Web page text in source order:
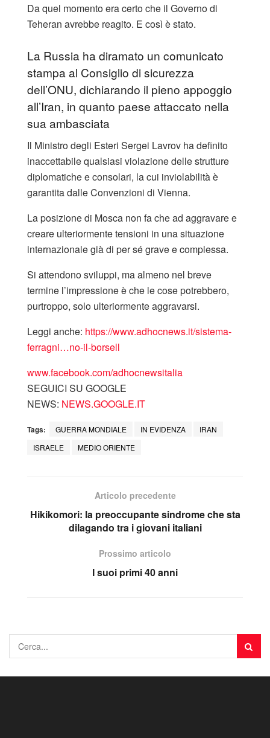
Da quel momento era certo che il Governo di
Teheran avrebbe reagito. E così è stato.
La Russia ha diramato un comunicato
stampa al Consiglio di sicurezza
dell’ONU, dichiarando il pieno appoggio
all’Iran, in quanto paese attaccato nella
sua ambasciata
Il Ministro degli Esteri Sergei Lavrov ha definito
inaccettabile qualsiasi violazione delle strutture
diplomatiche e consolari, la cui inviolabilità è
garantita dalle Convenzioni di Vienna.
La posizione di Mosca non fa che ad aggravare e
creare ulteriormente tensioni in una situazione
internazionale già di per sé grave e complessa.
Si attendono sviluppi, ma almeno nel breve
termine l’impressione è che le cose potrebbero,
purtroppo, solo ulteriormente aggravarsi.
Leggi anche: https://www.adhocnews.it/sistema-
ferragni…no-il-borsell
www.facebook.com/adhocnewsitalia
SEGUICI SU GOOGLE
NEWS: NEWS.GOOGLE.IT
Tags: GUERRA MONDIALE IN EVIDENZA
IRAN
ISRAELE
MEDIO ORIENTE
Articolo precedente
Hikikomori: la preoccupante sindrome che sta
dilagando tra i giovani italiani
Prossimo articolo
I suoi primi 40 anni